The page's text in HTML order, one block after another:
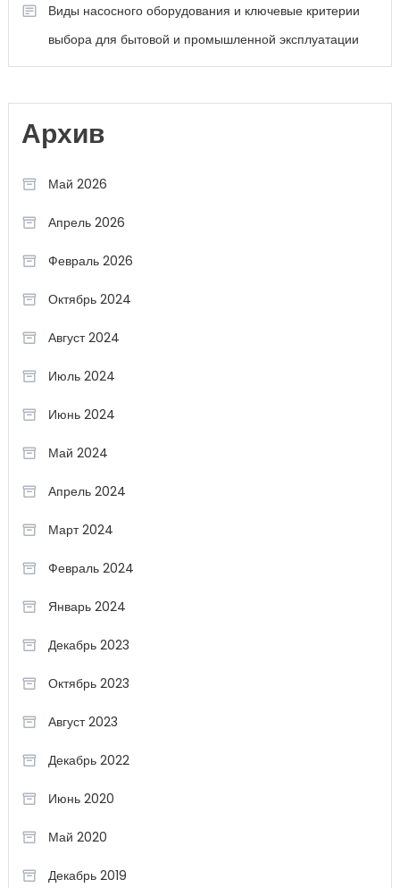
Виды насосного оборудования и ключевые критерии
выбора для бытовой и промышленной эксплуатации
Архив
Май 2026
Апрель 2026
Февраль 2026
Октябрь 2024
Август 2024
Июль 2024
Июнь 2024
Май 2024
Апрель 2024
Март 2024
Февраль 2024
Январь 2024
Декабрь 2023
Октябрь 2023
Август 2023
Декабрь 2022
Июнь 2020
Май 2020
Декабрь 2019